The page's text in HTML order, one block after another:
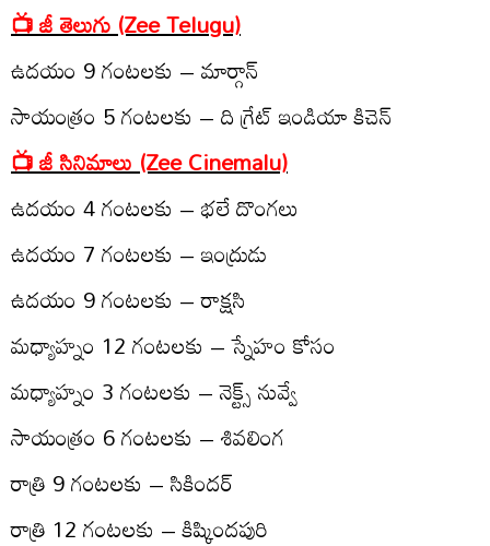
📺 జీ తెలుగు (Zee Telugu)
ఉద‌యం 9 గంట‌ల‌కు – మార్గాన్‌
సాయంత్రం 5 గంట‌ల‌కు – ది గ్రేట్ ఇండియా కిచెన్‌
📺 జీ సినిమాలు (Zee Cinemalu)
ఉద‌యం 4 గంట‌ల‌కు – భ‌లే దొంగ‌లు
ఉద‌యం 7 గంట‌ల‌కు – ఇంద్రుడు
ఉద‌యం 9 గంట‌ల‌కు – రాక్ష‌సి
మధ్యాహ్నం 12 గంట‌లకు – స్నేహం కోసం
మధ్యాహ్నం 3 గంట‌ల‌కు – నెక్ట్స్‌ నువ్వే
సాయంత్రం 6 గంట‌ల‌కు – శివ‌లింగ
రాత్రి 9 గంట‌ల‌కు – సికింద‌ర్‌
రాత్రి 12 గంట‌ల‌కు – కిష్కింద‌పురి